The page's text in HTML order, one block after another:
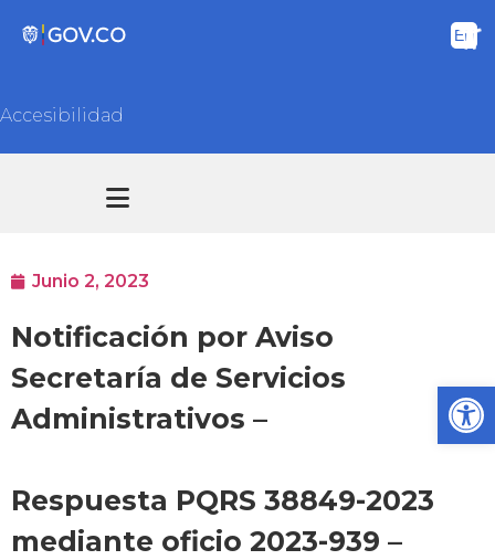
Accesibilidad
Junio 2, 2023
Notificación por Aviso
Secretaría de Servicios
Administrativos –
Respuesta PQRS 38849-2023
mediante oficio 2023-939 –